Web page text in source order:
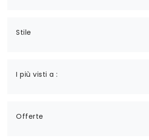
Stile
I più visti a :
Offerte